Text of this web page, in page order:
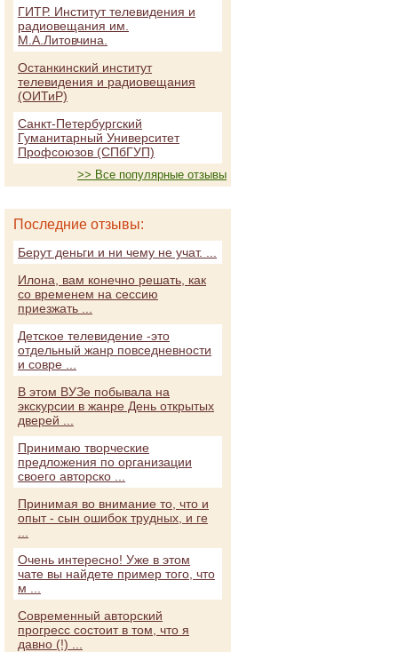
ГИТР. Институт телевидения и
радиовещания им.
М.А.Литовчина.
Останкинский институт
телевидения и радиовещания
(ОИТиР)
Санкт-Петербургский
Гуманитарный Университет
Профсоюзов (СПбГУП)
>> Все популярные отзывы
Последние отзывы:
Берут деньги и ни чему не учат. ...
Илона, вам конечно решать, как
со временем на сессию
приезжать ...
Детское телевидение -это
отдельный жанр повседневности
и совре ...
В этом ВУЗе побывала на
экскурсии в жанре День открытых
дверей ...
Принимаю творческие
предложения по организации
своего авторско ...
Принимая во внимание то, что и
опыт - сын ошибок трудных, и ге
Очень интересно! Уже в этом
чате вы найдете пример того, что
м ...
Современный авторский
прогресс состоит в том, что я
давно (!) ...